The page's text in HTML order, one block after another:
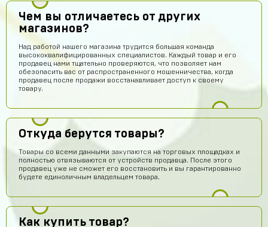
Чем вы отличаетесь от других
магазинов?
Над работой нашего магазина трудится большая команда
высококвалифицированных специалистов. Каждый товар и его
продавец нами тщательно проверяются, что позволяет нам
обезопасить вас от распространенного мошенничества, когда
продавец после продажи восстанавливает доступ к своему
товару.
Откуда берутся товары?
Товары со всеми данными закупаются на торговых площадках и
полностью отвязываются от устройств продавца. После этого
продавец уже не сможет его восстановить и вы гарантированно
будете единоличным владельцем товара.
Как купить товар?